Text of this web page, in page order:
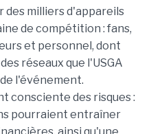
milliers d'appareils
de compétition : fans,
et personnel, dont
réseaux que l'USGA
l'événement.
consciente des risques :
pourraient entraîner